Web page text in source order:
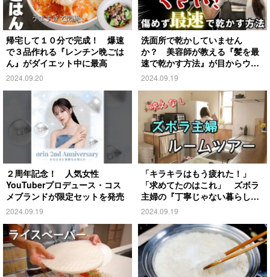
帰宅して１０分で完成！ 爆速
で３品作れる『レンチン晩ごは
ん』がダイエット中に最高
2024.09.20
洗面所で乾かしていません
か？ 美容師が教える『髪を最
速で乾かす方法』が目からウロ
コ
2024.09.19
２周年記念！ 人気女性
YouTuberプロデュース・コス
メブランドが限定セットを発売
2024.09.19
「キラキラはもう疲れた！」
「求めてたのはこれ」 ズボラ
主婦の『丁寧じゃない暮らし』
がこちら
2024.09.19